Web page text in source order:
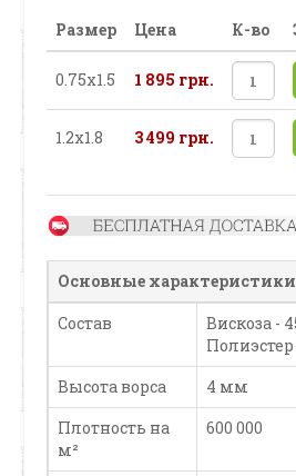
Размер Цена К-во
0.75х1.5 1 895 грн.
1.2х1.8 3 499 грн.
Основные характеристики
Состав
Вискоза -
Полиэстер
Высота ворса
4 мм
Плотность на
м²
600 000